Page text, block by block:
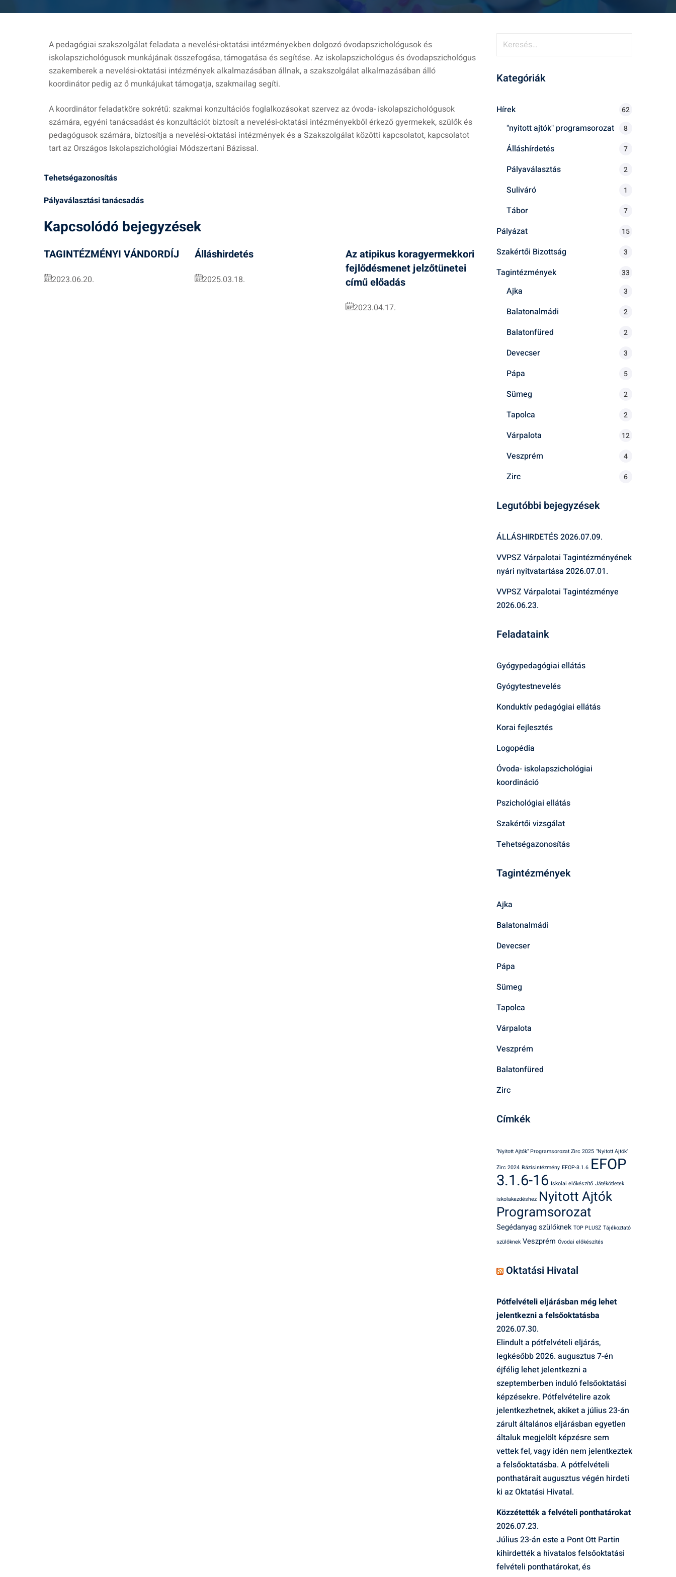
A pedagógiai szakszolgálat feladata a nevelési-oktatási intézményekben dolgozó óvodapszichológusok és
iskolapszichológusok munkájának összefogása, támogatása és segítése. Az iskolapszichológus és óvodapszichológus
szakemberek a nevelési-oktatási intézmények alkalmazásában állnak, a szakszolgálat alkalmazásában álló
koordinátor pedig az ő munkájukat támogatja, szakmailag segíti.
A koordinátor feladatköre sokrétű: szakmai konzultációs foglalkozásokat szervez az óvoda- iskolapszichológusok
számára, egyéni tanácsadást és konzultációt biztosít a nevelési-oktatási intézményekből érkező gyermekek, szülők és
pedagógusok számára, biztosítja a nevelési-oktatási intézmények és a Szakszolgálat közötti kapcsolatot, kapcsolatot
tart az Országos Iskolapszichológiai Módszertani Bázissal.
Tehetségazonosítás
Pályaválasztási tanácsadás
Kapcsolódó bejegyzések
TAGINTÉZMÉNYI VÁNDORDÍJ
2023.06.20.
Álláshirdetés
2025.03.18.
Az atipikus koragyermekkori
fejlődésmenet jelzőtünetei
című előadás
2023.04.17.
Kategóriák
Hírek 62
"nyitott ajtók" programsorozat 8
Álláshírdetés 7
Pályaválasztás 2
Suliváró 1
Tábor 7
Pályázat 15
Szakértői Bizottság 3
Tagintézmények 33
Ajka 3
Balatonalmádi 2
Balatonfüred 2
Devecser 3
Pápa 5
Sümeg 2
Tapolca 2
Várpalota 12
Veszprém 4
Zirc 6
Legutóbbi bejegyzések
ÁLLÁSHIRDETÉS 2026.07.09.
VVPSZ Várpalotai Tagintézményének
nyári nyitvatartása 2026.07.01.
VVPSZ Várpalotai Tagintézménye
2026.06.23.
Feladataink
Gyógypedagógiai ellátás
Gyógytestnevelés
Konduktív pedagógiai ellátás
Korai fejlesztés
Logopédia
Óvoda- iskolapszichológiai
koordináció
Pszichológiai ellátás
Szakértői vizsgálat
Tehetségazonosítás
Tagintézmények
Ajka
Balatonalmádi
Devecser
Pápa
Sümeg
Tapolca
Várpalota
Veszprém
Balatonfüred
Zirc
Címkék
"Nyitott Ajtók" Programsorozat Zirc 2025 "Nyitott Ajtók"
Zirc 2024 Bázisintézmény EFOP-3.1.6 EFOP
3.1.6-16 Iskolai előkészítő Játékötletek
iskolakezdéshez Nyitott Ajtók
Programsorozat
Segédanyag szülőknek TOP PLUSZ Tájékoztató
szülőknek Veszprém Óvodai előkészítés
Oktatási Hivatal
Pótfelvételi eljárásban még lehet
jelentkezni a felsőoktatásba
2026.07.30.
Elindult a pótfelvételi eljárás,
legkésőbb 2026. augusztus 7-én
éjfélig lehet jelentkezni a
szeptemberben induló felsőoktatási
képzésekre. Pótfelvételire azok
jelentkezhetnek, akiket a július 23-án
zárult általános eljárásban egyetlen
általuk megjelölt képzésre sem
vettek fel, vagy idén nem jelentkeztek
a felsőoktatásba. A pótfelvételi
ponthatárait augusztus végén hirdeti
ki az Oktatási Hivatal.
Közzétették a felvételi ponthatárokat
2026.07.23.
Július 23-án este a Pont Ott Partin
kihirdették a hivatalos felsőoktatási
felvételi ponthatárokat, és